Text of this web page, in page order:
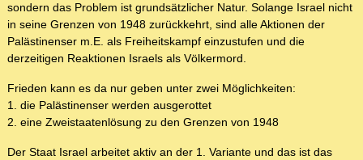
sondern das Problem ist grundsätzlicher Natur. Solange Israel nicht
in seine Grenzen von 1948 zurückkehrt, sind alle Aktionen der
Palästinenser m.E. als Freiheitskampf einzustufen und die
derzeitigen Reaktionen Israels als Völkermord.
Frieden kann es da nur geben unter zwei Möglichkeiten:
1. die Palästinenser werden ausgerottet
2. eine Zweistaatenlösung zu den Grenzen von 1948
Der Staat Israel arbeitet aktiv an der 1. Variante und das ist das